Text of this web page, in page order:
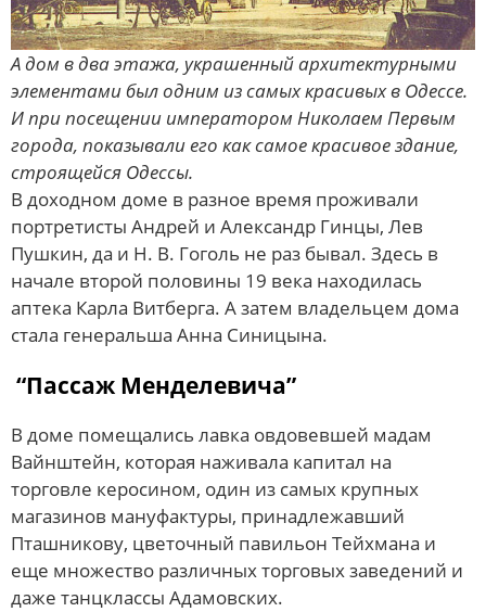
А дом в два этажа, украшенный архитектурными
элементами был одним из самых красивых в Одессе.
И при посещении императором Николаем Первым
города, показывали его как самое красивое здание,
строящейся Одессы.
В доходном доме в разное время проживали
портретисты Андрей и Александр Гинцы, Лев
Пушкин, да и Н. В. Гоголь не раз бывал. Здесь в
начале второй половины 19 века находилась
аптека Карла Витберга. А затем владельцем дома
стала генеральша Анна Синицына.
“Пассаж Менделевича”
В доме помещались лавка овдовевшей мадам
Вайнштейн, которая наживала капитал на
торговле керосином, один из самых крупных
магазинов мануфактуры, принадлежавший
Пташникову, цветочный павильон Тейхмана и
еще множество различных торговых заведений и
даже танцклассы Адамовских.